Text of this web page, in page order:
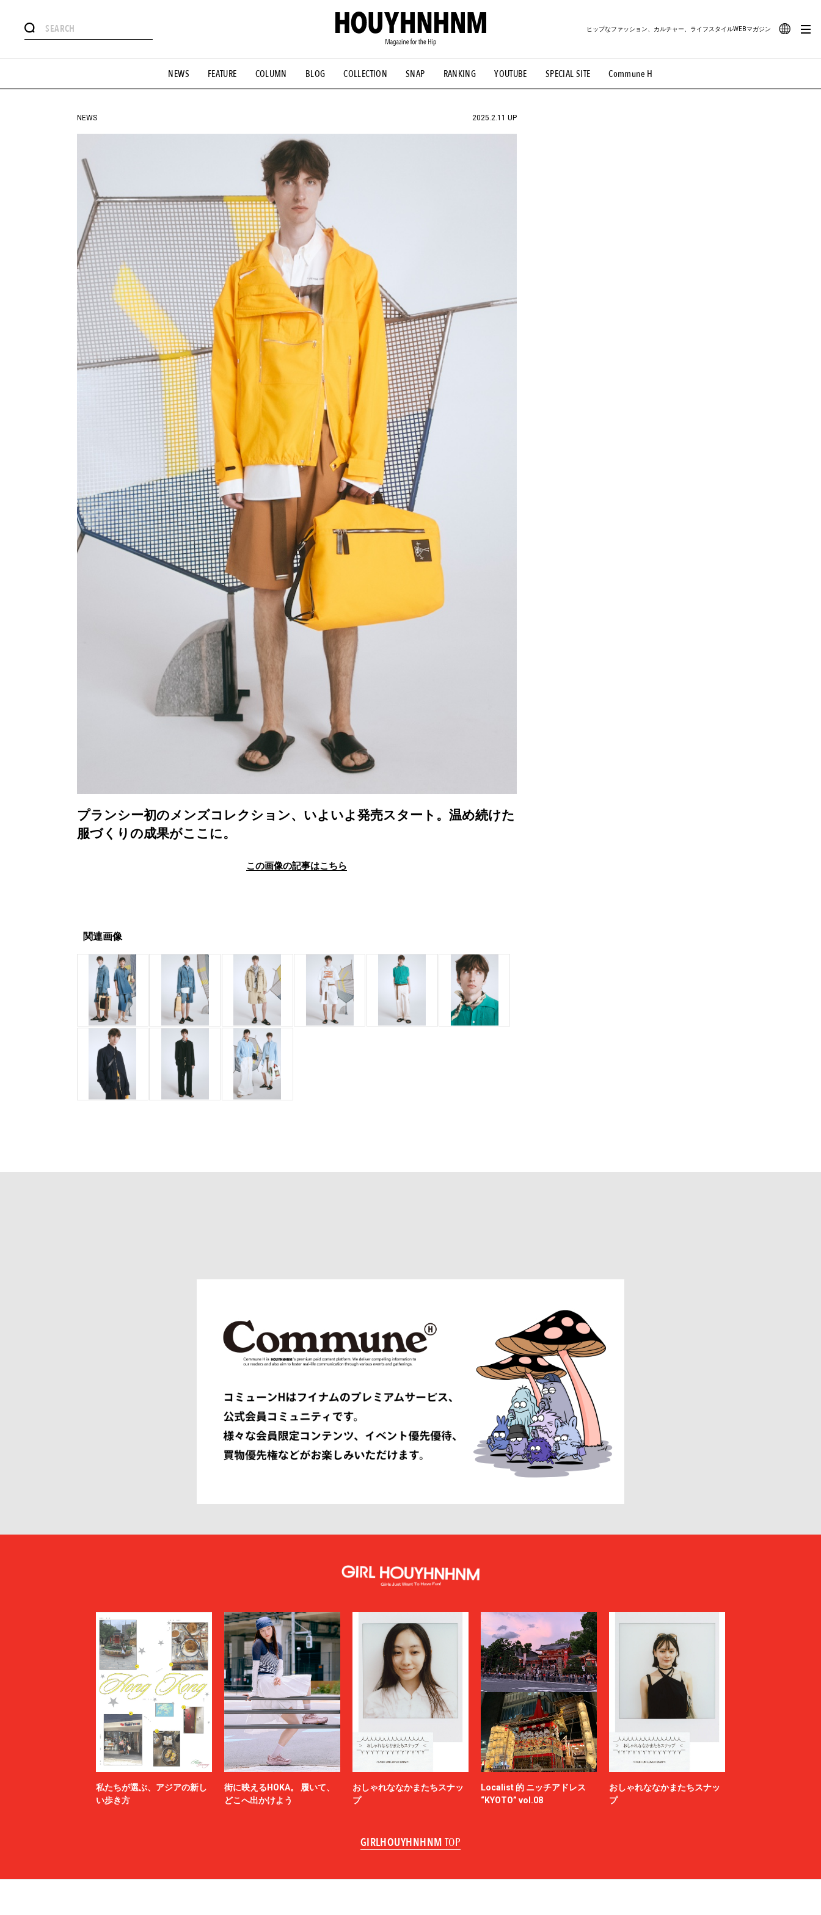
NEWS FEATURE COLUMN BLOG COLLECTION SNAP RANKING YOUTUBE SPECIAL SITE Commune H
ヒップなファッション、カルチャー、ライフスタイルWEBマガジン
#憧れの逸品 #ESSENTIAL DESIGNS #古着サミット #NEW VINTAGE #マイナーグッド図鑑 #路地裏てぃーん。 #MONTHLY JOURNAL
#GH 銘品の所以 #フイナムのYouTube #Commune H #FOCUS IT #AH.H #ととけん #FASHION #MUSIC #MOVIE #LIFESTYLE #SNEAKER #OUTDOOR
#HANDSOME HANDBOOK
NEWS 2025.2.11 UP
プランシー初のメンズコレクション、いよいよ発売スタート。温め続けた
服づくりの成果がここに。
この画像の記事はこちら
関連画像
私たちが選ぶ、アジアの新し
い歩き方
街に映えるHOKA。 履いて、
どこへ出かけよう
おしゃれななかまたちスナッ
プ
Localist 的 ニッチアドレス
“KYOTO” vol.08
おしゃれななかまたちスナッ
プ
GIRLHOUYHNHNM TOP